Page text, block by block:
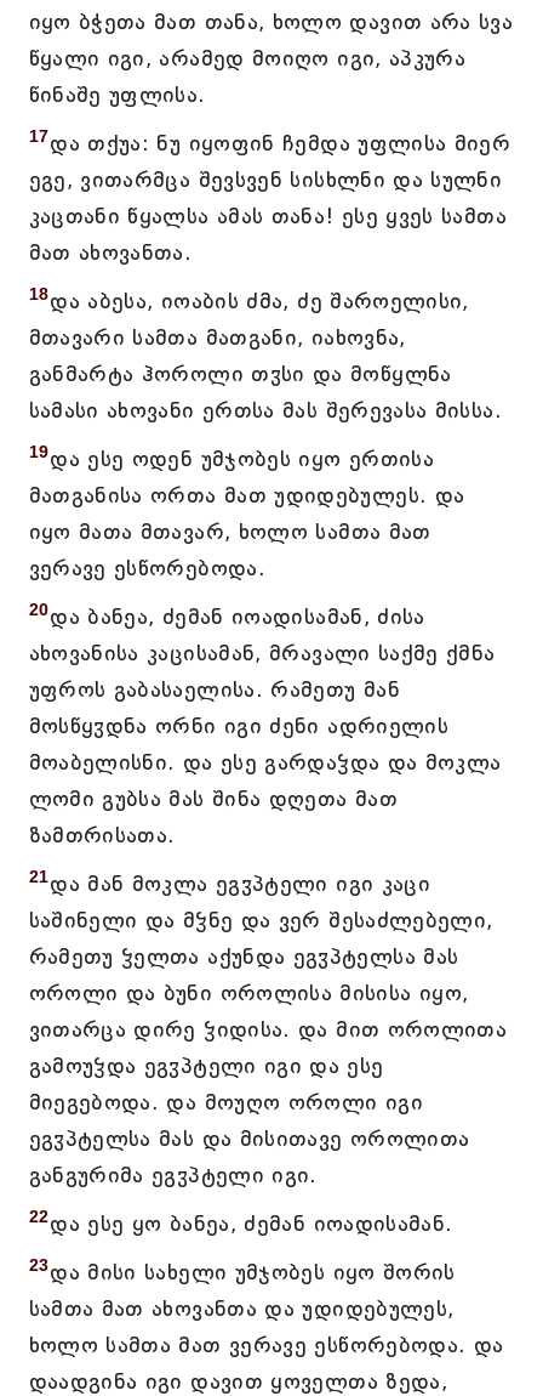
იყო ბჭეთა მათ თანა, ხოლო დავით არა სვა
წყალი იგი, არამედ მოიღო იგი, აპკურა
წინაშე უფლისა.
17და თქუა: ნუ იყოფინ ჩემდა უფლისა მიერ
ეგე, ვითარმცა შევსვენ სისხლნი და სულნი
კაცთანი წყალსა ამას თანა! ესე ყვეს სამთა
მათ ახოვანთა.
18და აბესა, იოაბის ძმა, ძე შაროელისი,
მთავარი სამთა მათგანი, იახოვნა,
განმარტა ჰოროლი თჳსი და მოწყლნა
სამასი ახოვანი ერთსა მას შერევასა მისსა.
19და ესე ოდენ უმჯობეს იყო ერთისა
მათგანისა ორთა მათ უდიდებულეს. და
იყო მათა მთავარ, ხოლო სამთა მათ
ვერავე ესწორებოდა.
20და ბანეა, ძემან იოადისამან, ძისა
ახოვანისა კაცისამან, მრავალი საქმე ქმნა
უფროს გაბასაელისა. რამეთუ მან
მოსწყჳდნა ორნი იგი ძენი ადრიელის
მოაბელისნი. და ესე გარდაჴდა და მოკლა
ლომი გუბსა მას შინა დღეთა მათ
ზამთრისათა.
21და მან მოკლა ეგჳპტელი იგი კაცი
საშინელი და მჴნე და ვერ შესაძლებელი,
რამეთუ ჴელთა აქუნდა ეგჳპტელსა მას
ოროლი და ბუნი ოროლისა მისისა იყო,
ვითარცა დირე ჴიდისა. და მით ოროლითა
გამოუჴდა ეგჳპტელი იგი და ესე
მიეგებოდა. და მოუღო ოროლი იგი
ეგჳპტელსა მას და მისითავე ოროლითა
განგურიმა ეგჳპტელი იგი.
22და ესე ყო ბანეა, ძემან იოადისამან.
23და მისი სახელი უმჯობეს იყო შორის
სამთა მათ ახოვანთა და უდიდებულეს,
ხოლო სამთა მათ ვერავე ესწორებოდა. და
დაადგინა იგი დავით ყოველთა ზედა,